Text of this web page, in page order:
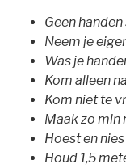
Geen
Neem je
Was je
Kom alleen
Kom niet te
Maak zo min
Hoest en
Houd 1,5